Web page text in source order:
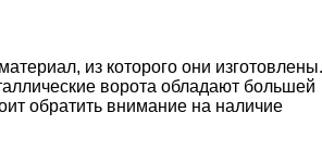
из которого они изготовлены.
ворота обладают большей
обратить внимание на наличие